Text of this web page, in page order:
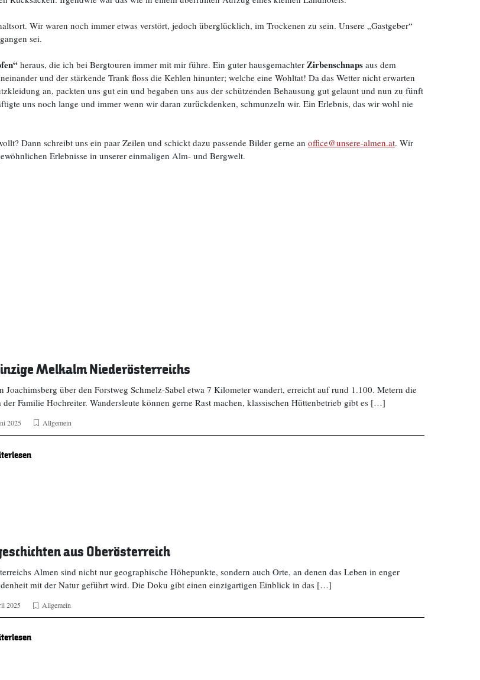
Wir waren noch immer etwas verstört, jedoch überglücklich, im Trockenen zu sein. Unsere „Gastgeber“
sei.
heraus, die ich bei Bergtouren immer mit mir führe. Ein guter hausgemachter Zirbenschnaps aus dem
und der stärkende Trank floss die Kehlen hinunter; welche eine Wohltat! Da das Wetter nicht erwarten
an, packten uns gut ein und begaben uns aus der schützenden Behausung gut gelaunt und nun zu fünft
uns noch lange und immer wenn wir daran zurückdenken, schmunzeln wir. Ein Erlebnis, das wir wohl nie
Dann schreibt uns ein paar Zeilen und schickt dazu passende Bilder gerne an office@unsere-almen.at. Wir
Erlebnisse in unserer einmaligen Alm- und Bergwelt.
Melkalm Niederösterreichs
Joachimsberg über den Forstweg Schmelz-Sabel etwa 7 Kilometer wandert, erreicht auf rund 1.100. Metern die
der Familie Hochreiter. Wandersleute können gerne Rast machen, klassischen Hüttenbetrieb gibt es […]
2025 Allgemein
aus Oberösterreich
Almen sind nicht nur geographische Höhepunkte, sondern auch Orte, an denen das Leben in enger
mit der Natur geführt wird. Die Doku gibt einen einzigartigen Einblick in das […]
2025 Allgemein